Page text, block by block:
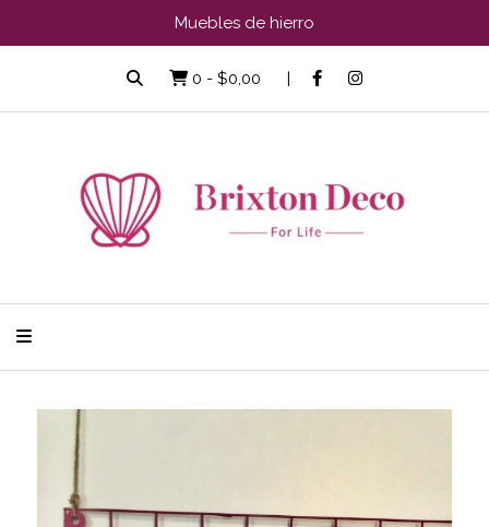
Muebles de hierro
0 - $0,00